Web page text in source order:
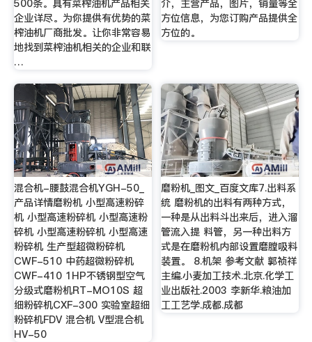
500条。具有菜榨油机产品相关
企业详尽。为你提供有优势的菜
榨油机厂商批发。让你非常容易
地找到菜榨油机相关的企业和联
…
介，主营产品，图片，销量等全
方位信息，为您订购产品提供全
方位的。
混合机-腰鼓混合机YGH-50_
产品详情磨粉机 小型高速粉碎
机 小型高速粉碎机 小型高速粉
碎机 小型高速粉碎机 小型高速
粉碎机 生产型超微粉碎机
CWF-510 中药超微粉碎机
CWF-410 1HP不锈钢型空气
分级式磨粉机RT-MO10S 超
细粉碎机CXF-300 实验室超细
粉碎机FDV 混合机 V型混合机
HV-50
磨粉机_图文_百度文库7.出料系
统 磨粉机的出料有两种方式，
一种是从出料斗出来后，进入溜
管流入提 料管，另一种出料方
式是在磨粉机内部设置磨膛吸料
装置。 8.机架 参考文献 郭祯祥
主编.小麦加工技术.北京.化学工
业出版社.2003 李新华.粮油加
工工艺学.成都.成都